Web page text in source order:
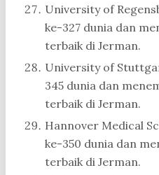
University of
ke-327 dunia dan
terbaik di Jerman.
University of
345 dunia dan
terbaik di Jerman.
Hannover Medical
ke-350 dunia dan
terbaik di Jerman.